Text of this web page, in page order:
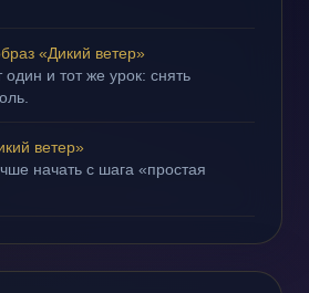
«Дикий ветер»
и тот же урок: снять
ветер»
начать с шага «простая